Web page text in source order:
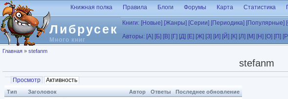
Перейти к основному содержанию
Либрусек
Много книг
Книжная полка Правила Блоги Форумы Карта Статистика
Книги: [Новые] [Жанры] [Серии] [Периодика] [Популярные]
Авторы: [А] [Б] [В] [Г] [Д] [Е] [Ж] [З] [И] [Й] [К] [Л] [М] [Н] [О] [П]
Вы здесь
Главная » stefanm
stefanm
Главные вкладки
Просмотр Активность
Тип Заголовок Автор Ответы Последнее обновление